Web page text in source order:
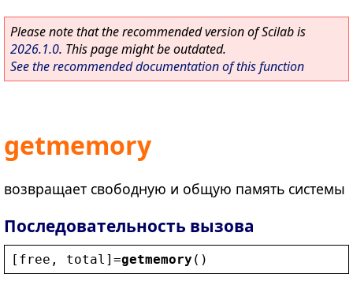
Please note that the recommended version of Scilab is
2026.1.0. This page might be outdated.
See the recommended documentation of this function
getmemory
возвращает свободную и общую память системы
Последовательность вызова
[ free , total ]=getmemory ()